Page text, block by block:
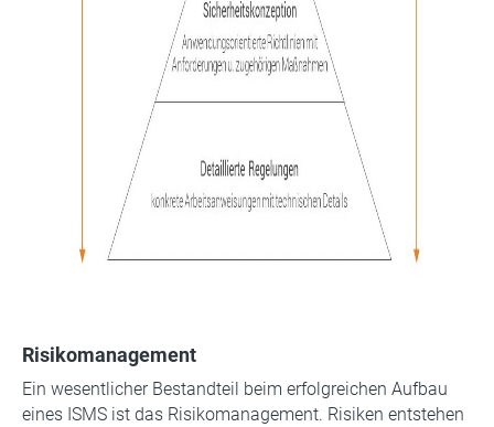
Risikomanagement
Ein wesentlicher Bestandteil beim erfolgreichen Aufbau
eines ISMS ist das Risikomanagement. Risiken entstehen